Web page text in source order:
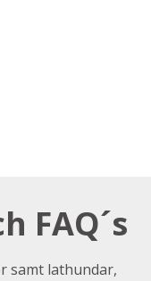
FAQ´s
samt lathundar,